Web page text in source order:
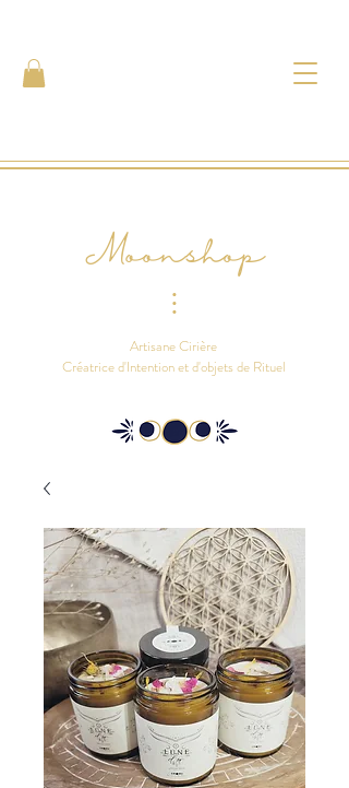
Moonshop
⫶
Artisane Cirière
Créatrice d'Intention et d'objets de Rituel